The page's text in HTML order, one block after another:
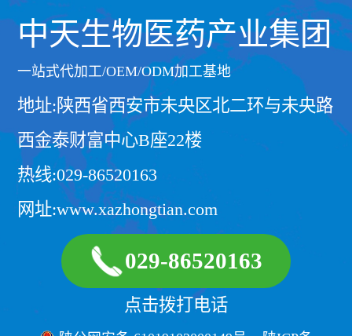
中天生物医药产业集团
一站式代加工/OEM/ODM加工基地
地址:陕西省西安市未央区北二环与未央路
西金泰财富中心B座22楼
热线:029-86520163
网址:www.xazhongtian.com
029-86520163
点击拨打电话